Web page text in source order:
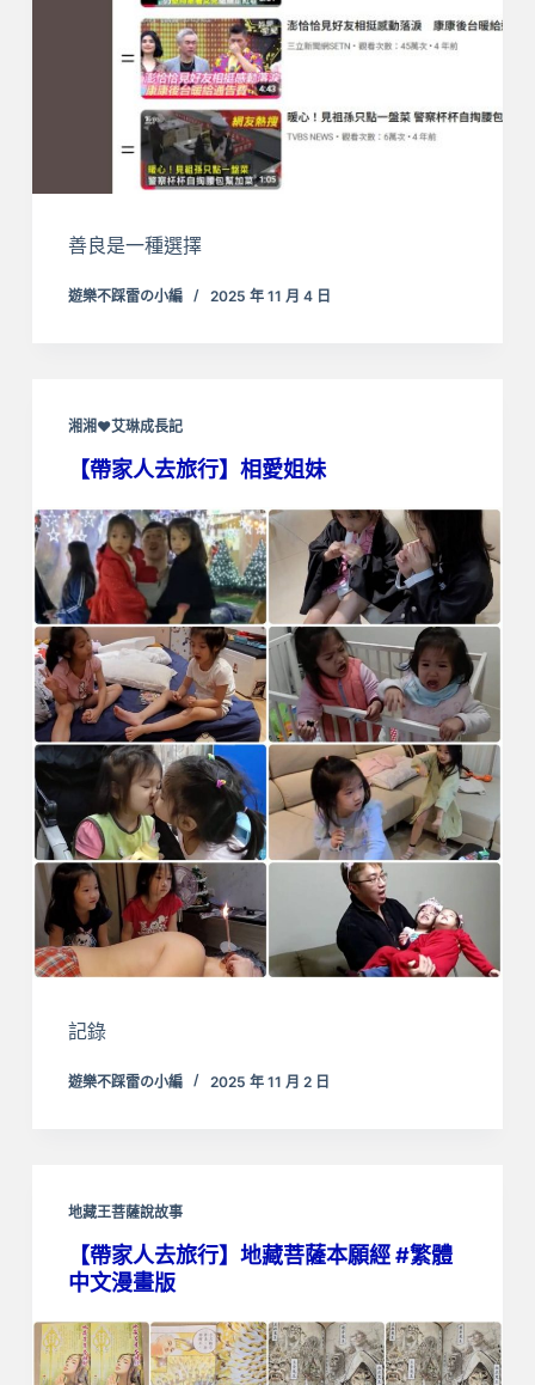
善良是一種選擇
遊樂不踩雷の小編 2025 年 11 月 4 日
湘湘❤艾琳成長記
【帶家人去旅行】相愛姐妹
記錄
遊樂不踩雷の小編 2025 年 11 月 2 日
地藏王菩薩說故事
【帶家人去旅行】地藏菩薩本願經 #繁體
中文漫畫版